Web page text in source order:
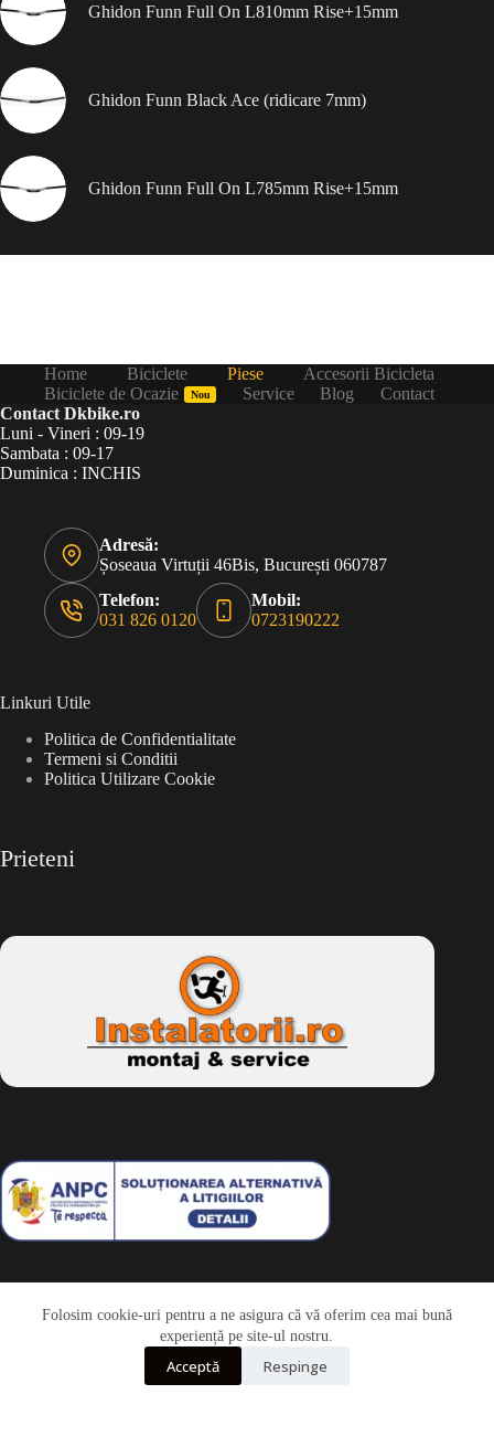
Folosim cookie-uri pentru a ne asigura că vă oferim cea mai bună
experiență pe site-ul nostru.
Acceptă Respinge
Ghidon Funn Full On L810mm Rise+15mm
Ghidon Funn Black Ace (ridicare 7mm)
Ghidon Funn Full On L785mm Rise+15mm
Home Biciclete Piese
Accesorii Bicicleta
Biciclete de Ocazie
Nou Service Blog
Contact
Contact Dkbike.ro
Luni - Vineri : 09-19
Sambata : 09-17
Duminica : INCHIS
Adresă:
Șoseaua Virtuții 46Bis, București 060787
Telefon:
031 826 0120
Mobil:
0723190222
Linkuri Utile
Politica de Confidentialitate
Termeni si Conditii
Politica Utilizare Cookie
Prieteni
Drepturi de autor © 2026 - Dkbike.ropowered by